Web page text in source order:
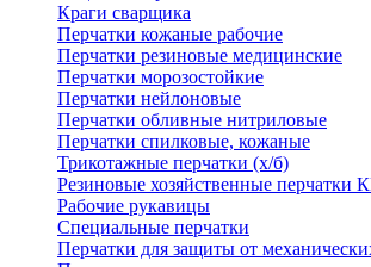
Краги сварщика
Перчатки кожаные рабочие
Перчатки резиновые медицинские
Перчатки морозостойкие
Перчатки нейлоновые
Перчатки обливные нитриловые
Перчатки спилковые, кожаные
Трикотажные перчатки (х/б)
Резиновые хозяйственные перчатки
Рабочие рукавицы
Специальные перчатки
Перчатки для защиты от